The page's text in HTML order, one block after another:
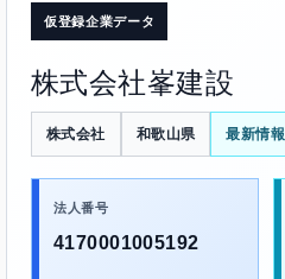
仮登録企業データ
株式会社峯建設
株式会社 和歌山県 最新情報
法人番号
4170001005192